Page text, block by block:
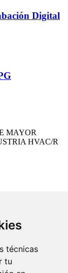
técnicas
tu
Digital
MAYOR
HVAC/R